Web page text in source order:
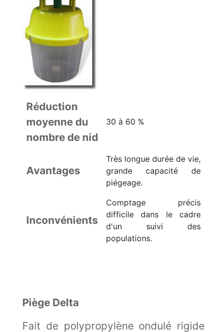
Réduction
moyenne du
nombre de nid
30 à 60 %
Avantages
Très longue durée de vie,
grande capacité de
piégeage.
Inconvénients
Comptage précis
difficile dans le cadre
d'un suivi des
populations.
Piège Delta
Fait de polypropylène ondulé rigide